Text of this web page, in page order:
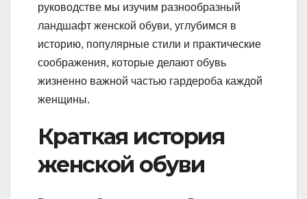
руководстве мы изучим разнообразный
ландшафт женской обуви, углубимся в
историю, популярные стили и практические
соображения, которые делают обувь
жизненно важной частью гардероба каждой
женщины.
Краткая история
женской обуви